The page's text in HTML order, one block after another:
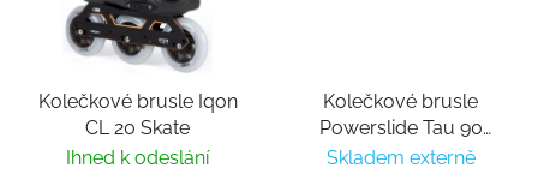
Kolečkové brusle Iqon
CL 20 Skate
Ihned k odeslání
Kolečkové brusle
Powerslide Tau 90
Trinity
Skladem externě